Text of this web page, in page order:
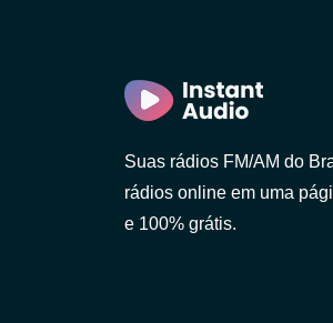
Suas rádios FM/AM do
rádios online em uma
e 100% grátis.